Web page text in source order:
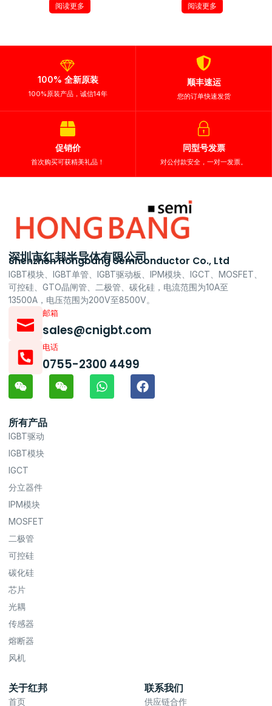
阅读更多 阅读更多
100% 全新原装
100%原装产品，诚信14年
顺丰速运
您的订单快速发货
促销价
首次购买可获精美礼品！
同型号发票
对公付款安全，一对一发票。
深圳市红邦半导体有限公司
Shenzhen Hongbang Semiconductor Co., Ltd
IGBT模块、IGBT单管、IGBT驱动板、IPM模块、IGCT、MOSFET、
可控硅、GTO晶闸管、二极管、碳化硅，电流范围为10A至
13500A，电压范围为200V至8500V。
邮箱
sales@cnigbt.com
电话
0755-2300 4499
所有产品
IGBT驱动
IGBT模块
IGCT
分立器件
IPM模块
MOSFET
二极管
可控硅
碳化硅
芯片
光耦
传感器
熔断器
风机
关于红邦
首页
联系我们
供应链合作